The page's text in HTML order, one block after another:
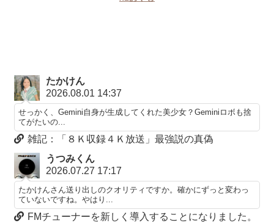
たかけん
2026.08.01 14:37
せっかく、Gemini自身が生成してくれた美少女？Geminiロボも捨
てがたいの...
雑記：「８Ｋ収録４Ｋ放送」最強説の真偽
うつみくん
2026.07.27 17:17
たかけんさん送り出しのクオリティですか。確かにずっと変わっ
ていないですね。やはり...
FMチューナーを新しく導入することになりました。